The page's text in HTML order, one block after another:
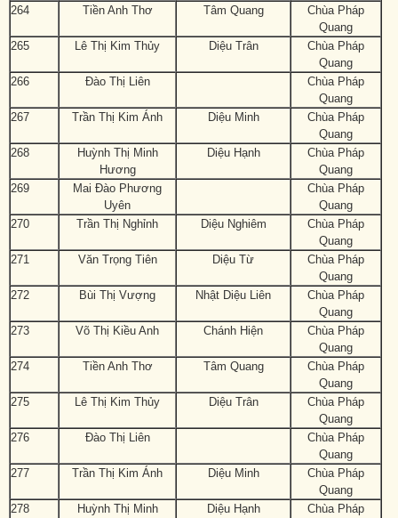
264
Tiền Anh Thơ Tâm Quang
Chùa Pháp
Quang
265
Lê Thị Kim Thủy Diệu Trân
Chùa Pháp
Quang
266
Đào Thị Liên
Chùa Pháp
Quang
267
Trần Thị Kim Ánh Diệu Minh
Chùa Pháp
Quang
268
Huỳnh Thị Minh
Hương
Diệu Hạnh
Chùa Pháp
Quang
269
Mai Đào Phương
Uyên
Chùa Pháp
Quang
270
Trần Thị Nghỉnh Diệu Nghiêm
Chùa Pháp
Quang
271
Văn Trọng Tiên Diệu Từ
Chùa Pháp
Quang
272
Bùi Thị Vượng Nhật Diệu Liên
Chùa Pháp
Quang
273
Võ Thị Kiều Anh Chánh Hiện
Chùa Pháp
Quang
274
Tiền Anh Thơ Tâm Quang
Chùa Pháp
Quang
275
Lê Thị Kim Thủy Diệu Trân
Chùa Pháp
Quang
276
Đào Thị Liên
Chùa Pháp
Quang
277
Trần Thị Kim Ánh Diệu Minh
Chùa Pháp
Quang
278
Huỳnh Thị Minh
Diệu Hạnh
Chùa Pháp